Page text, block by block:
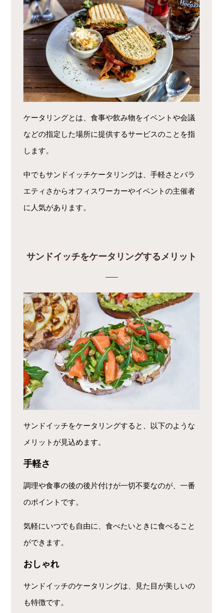
ケータリングとは、食事や飲み物をイベントや会議
などの指定した場所に提供するサービスのことを指
します。
中でもサンドイッチケータリングは、手軽さとバラ
エティさからオフィスワーカーやイベントの主催者
に人気があります。
サンドイッチをケータリングするメリット
サンドイッチをケータリングすると、以下のような
メリットが見込めます。
手軽さ
調理や食事の後の後片付けが一切不要なのが、一番
のポイントです。
気軽にいつでも自由に、食べたいときに食べること
ができます。
おしゃれ
サンドイッチのケータリングは、見た目が美しいの
も特徴です。